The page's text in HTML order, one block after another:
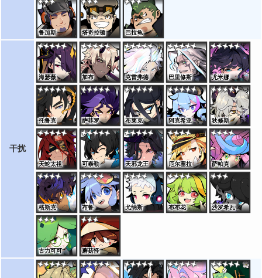
鲁加斯 塔奇拉顿 巴拉龟
干扰
海瑟薇 加布 克雷弗德 巴里修斯 尤米娜
托鲁克 萨菲罗 布莱克 阿克希亚 狄修斯
天蛇太祖 可泰勒 天邪龙王 厄尔塞拉 萨帕克
格斯克 布鲁 尤纳斯 布布花 沙罗希瓦
古力可可 蘑菇怪